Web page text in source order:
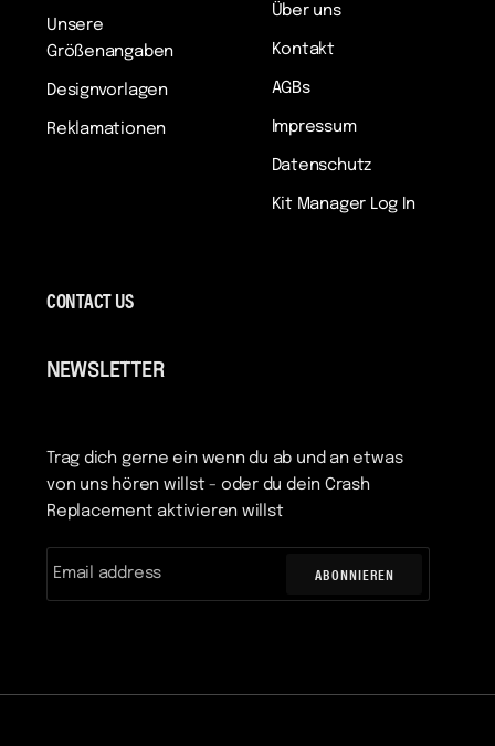
Unsere
Größenangaben
Designvorlagen
Reklamationen
Über uns
Kontakt
AGBs
Impressum
Datenschutz
Kit Manager Log In
CONTACT US
NEWSLETTER
Trag dich gerne ein wenn du ab und an etwas
von uns hören willst - oder du dein Crash
Replacement aktivieren willst
ABONNIEREN